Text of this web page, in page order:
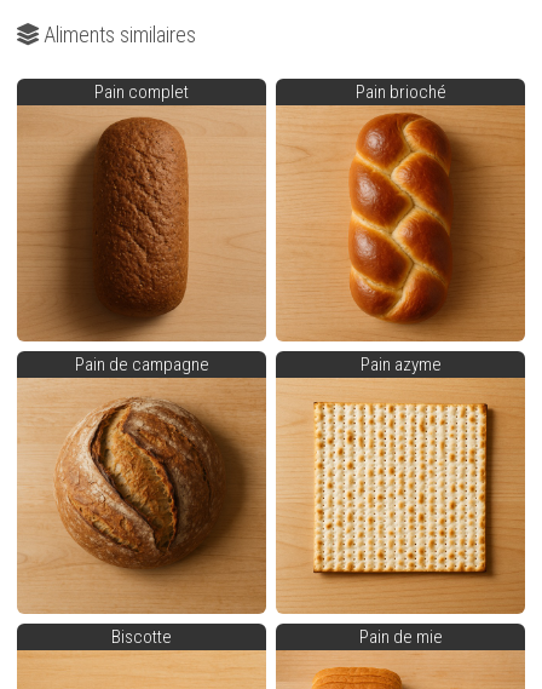
Aliments similaires
Pain complet Pain brioché
Pain de campagne Pain azyme
Biscotte Pain de mie